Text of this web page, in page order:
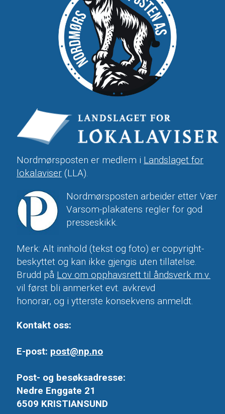
Nordmørsposten er medlem i Landslaget for
lokalaviser (LLA).
Nordmørsposten arbeider etter Vær
Varsom-plakatens regler for god
presseskikk.
Merk: Alt innhold (tekst og foto) er copyright-
beskyttet og kan ikke gjengis uten tillatelse.
Brudd på Lov om opphavsrett til åndsverk m.v.
vil først bli anmerket evt. avkrevd
honorar, og i ytterste konsekvens anmeldt.
Kontakt oss:
E-post: post@np.no
Post- og besøksadresse:
Nedre Enggate 21
6509 KRISTIANSUND